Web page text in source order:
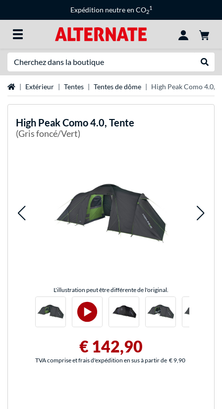
Expédition neutre en CO2
1
Page d'accueil
Extérieur Tentes Tentes de dôme High Peak Como 4.0,
High PeakComo 4.0, Tente
(Gris foncé/Vert)
L'illustration peut être différente de l'original.
€ 142,90
TVA comprise et frais d'expédition en sus à partir de € 9,90